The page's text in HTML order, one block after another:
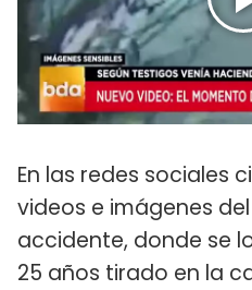
En las redes sociales
videos e imágenes
accidente, donde se
25 años tirado en la